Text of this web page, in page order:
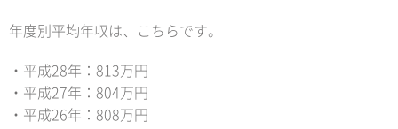
年度別平均年収は、こちらです。
・平成28年：813万円
・平成27年：804万円
・平成26年：808万円